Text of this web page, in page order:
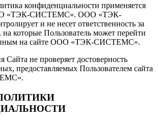
конфиденциальности применяется
«ТЭК-СИСТЕМС». ООО «ТЭК-
и не несет ответственность за
которые Пользователь может перейти
на сайте ООО «ТЭК-СИСТЕМС».
Сайта не проверяет достоверность
предоставляемых Пользователем сайта